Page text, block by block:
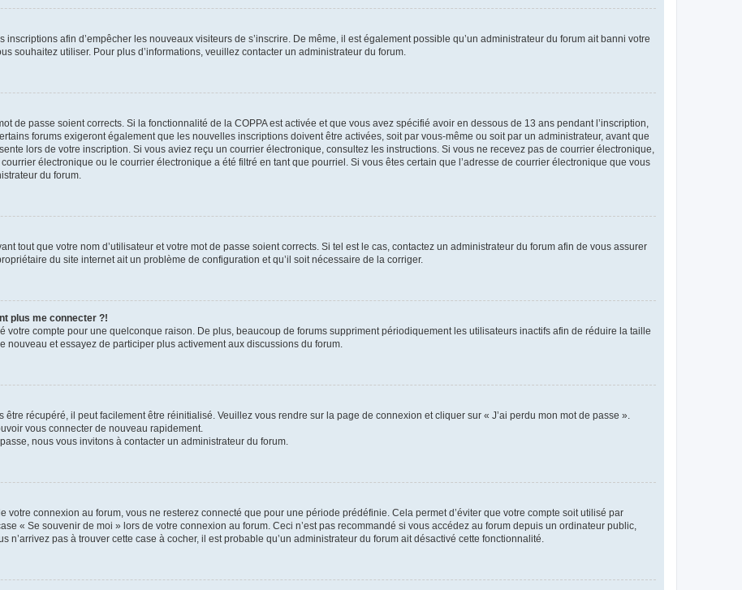
afin d’empêcher les nouveaux visiteurs de s’inscrire. De même, il est également possible qu’un administrateur du forum ait banni votre
souhaitez utiliser. Pour plus d’informations, veuillez contacter un administrateur du forum.
de passe soient corrects. Si la fonctionnalité de la COPPA est activée et que vous avez spécifié avoir en dessous de 13 ans pendant l’inscription,
forums exigeront également que les nouvelles inscriptions doivent être activées, soit par vous-même ou soit par un administrateur, avant que
lors de votre inscription. Si vous aviez reçu un courrier électronique, consultez les instructions. Si vous ne recevez pas de courrier électronique,
électronique ou le courrier électronique a été filtré en tant que pourriel. Si vous êtes certain que l’adresse de courrier électronique que vous
du forum.
tout que votre nom d’utilisateur et votre mot de passe soient corrects. Si tel est le cas, contactez un administrateur du forum afin de vous assurer
du site internet ait un problème de configuration et qu’il soit nécessaire de la corriger.
plus me connecter ?!
votre compte pour une quelconque raison. De plus, beaucoup de forums suppriment périodiquement les utilisateurs inactifs afin de réduire la taille
et essayez de participer plus activement aux discussions du forum.
récupéré, il peut facilement être réinitialisé. Veuillez vous rendre sur la page de connexion et cliquer sur « J’ai perdu mon mot de passe ».
vous connecter de nouveau rapidement.
nous vous invitons à contacter un administrateur du forum.
votre connexion au forum, vous ne resterez connecté que pour une période prédéfinie. Cela permet d’éviter que votre compte soit utilisé par
« Se souvenir de moi » lors de votre connexion au forum. Ceci n’est pas recommandé si vous accédez au forum depuis un ordinateur public,
pas à trouver cette case à cocher, il est probable qu’un administrateur du forum ait désactivé cette fonctionnalité.